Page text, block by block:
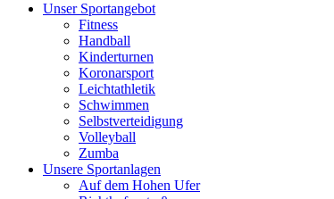
Unser Sportangebot
Fitness
Handball
Kinderturnen
Koronarsport
Leichtathletik
Schwimmen
Selbstverteidigung
Volleyball
Zumba
Unsere Sportanlagen
Auf dem Hohen Ufer